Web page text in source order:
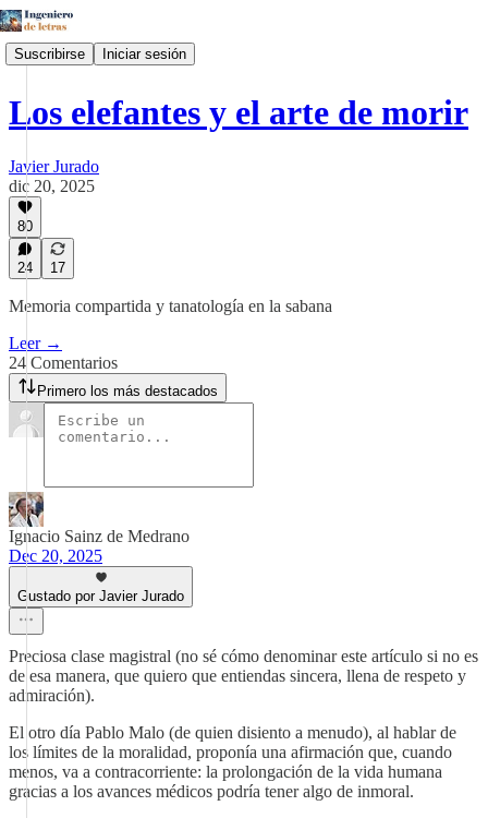
Suscribirse Iniciar sesión
Los elefantes y el arte de morir
Javier Jurado
dic 20, 2025
80
24 17
Memoria compartida y tanatología en la sabana
Leer →
24 Comentarios
Primero los más destacados
Ignacio Sainz de Medrano
Dec 20, 2025
Gustado por Javier Jurado
Preciosa clase magistral (no sé cómo denominar este artículo si no es
de esa manera, que quiero que entiendas sincera, llena de respeto y
admiración).
El otro día Pablo Malo (de quien disiento a menudo), al hablar de
los límites de la moralidad, proponía una afirmación que, cuando
menos, va a contracorriente: la prolongación de la vida humana
gracias a los avances médicos podría tener algo de inmoral.